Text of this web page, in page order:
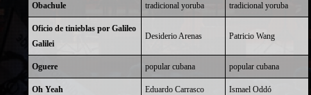
Obachule tradicional yoruba tradicional yoruba
Oficio de tinieblas por Galileo
Galilei
Desiderio Arenas Patricio Wang
Oguere popular cubana popular cubana
Oh Yeah Eduardo Carrasco Ismael Oddó